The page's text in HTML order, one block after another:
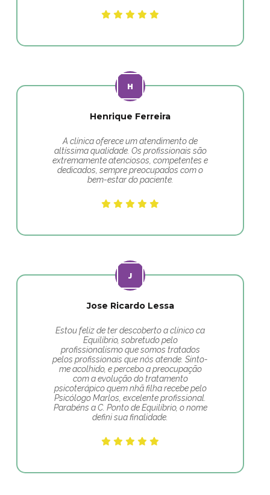
Henrique Ferreira
A clínica oferece um atendimento de
altíssima qualidade. Os profissionais são
extremamente atenciosos, competentes e
dedicados, sempre preocupados com o
bem-estar do paciente.
Jose Ricardo Lessa
Estou feliz de ter descoberto a clínico ca
Equilíbrio, sobretudo pelo
profissionalismo que somos tratados
pelos profissionais que nós atende. Sinto-
me acolhido, e percebo a preocupação
com a evolução do tratamento
psicoterápico quem nhã filha recebe pelo
Psicólogo Marlos, excelente profissional.
Parabéns a C. Ponto de Equilíbrio, o nome
defini sua finalidade.